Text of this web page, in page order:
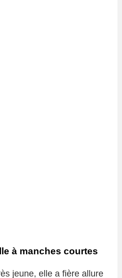
à manches courtes
jeune, elle a fière allure